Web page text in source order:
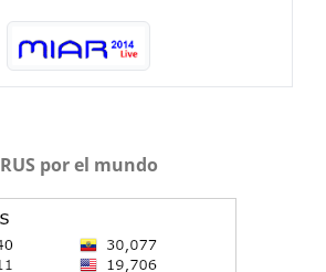
RUS por el mundo